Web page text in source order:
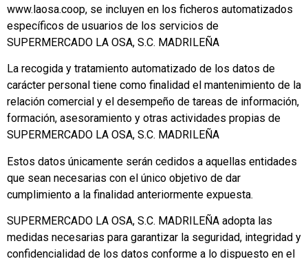
www.laosa.coop, se incluyen en los ficheros automatizados
específicos de usuarios de los servicios de
SUPERMERCADO LA OSA, S.C. MADRILEÑA
La recogida y tratamiento automatizado de los datos de
carácter personal tiene como finalidad el mantenimiento de la
relación comercial y el desempeño de tareas de información,
formación, asesoramiento y otras actividades propias de
SUPERMERCADO LA OSA, S.C. MADRILEÑA
Estos datos únicamente serán cedidos a aquellas entidades
que sean necesarias con el único objetivo de dar
cumplimiento a la finalidad anteriormente expuesta.
SUPERMERCADO LA OSA, S.C. MADRILEÑA adopta las
medidas necesarias para garantizar la seguridad, integridad y
confidencialidad de los datos conforme a lo dispuesto en el